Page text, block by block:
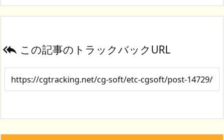
 この記事のトラックバックURL